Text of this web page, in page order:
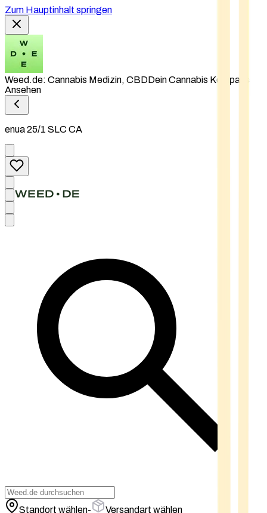
Zum Hauptinhalt springen
Weed.de: Cannabis Medizin, CBDDein Cannabis Kompass
Ansehen
enua 25/1 SLC CA
Standort wählen- Versandart wählen